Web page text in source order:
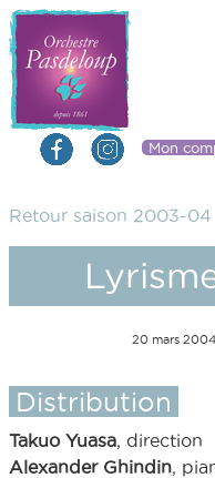
Mon
Retour saison 2003-04
20 mars 2004
Distribution
Takuo Yuasa, direction
Alexander Ghindin,